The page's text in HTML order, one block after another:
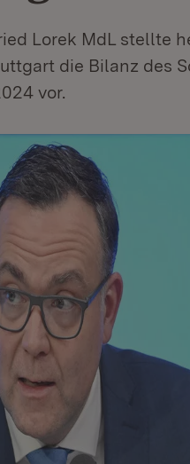
Lorek MdL stellte
die Bilanz des
vor.